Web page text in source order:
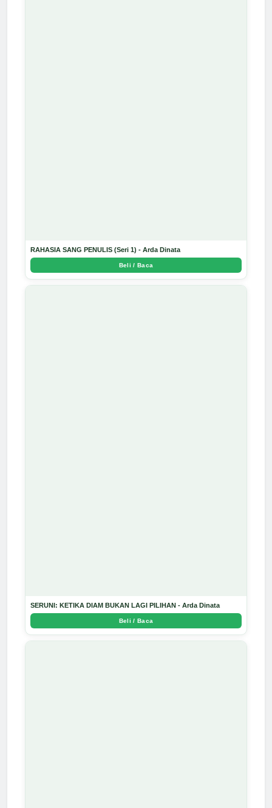
RAHASIA SANG PENULIS (Seri 1) - Arda Dinata
Beli / Baca
SERUNI: KETIKA DIAM BUKAN LAGI PILIHAN - Arda Dinata
Beli / Baca